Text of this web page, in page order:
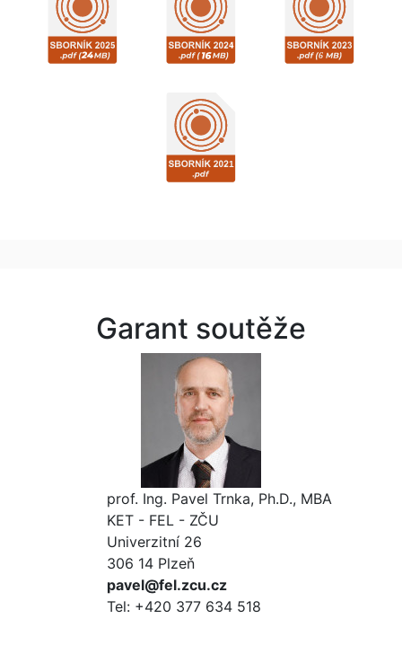
Garant soutěže
prof. Ing. Pavel Trnka, Ph.D., MBA
KET - FEL - ZČU
Univerzitní 26
306 14 Plzeň
pavel@fel.zcu.cz
Tel: +420 377 634 518